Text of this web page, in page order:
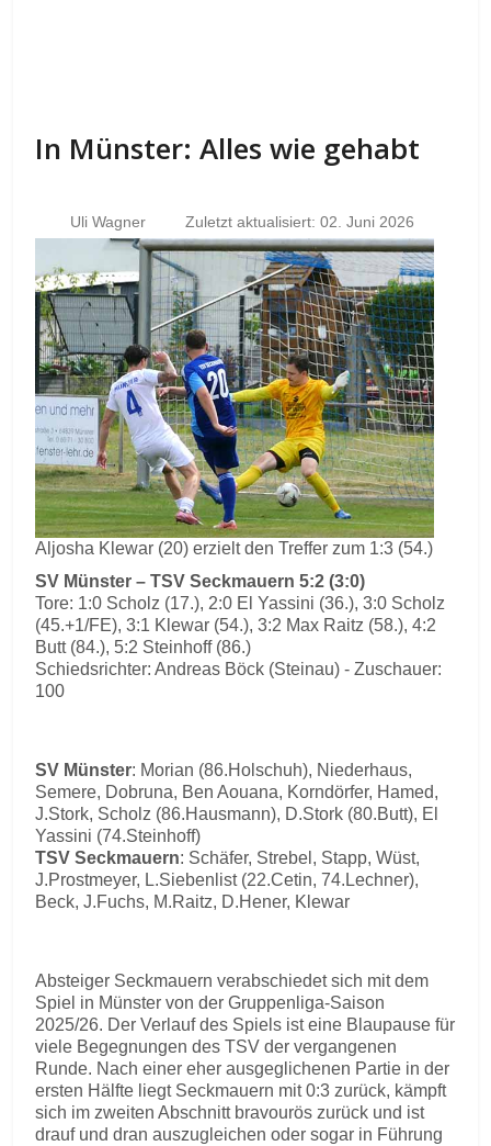
In Münster: Alles wie gehabt
Uli Wagner Zuletzt aktualisiert: 02. Juni 2026
Aljosha Klewar (20) erzielt den Treffer zum 1:3 (54.)
SV Münster – TSV Seckmauern 5:2 (3:0)
Tore: 1:0 Scholz (17.), 2:0 El Yassini (36.), 3:0 Scholz
(45.+1/FE), 3:1 Klewar (54.), 3:2 Max Raitz (58.), 4:2
Butt (84.), 5:2 Steinhoff (86.)
Schiedsrichter: Andreas Böck (Steinau) - Zuschauer:
100
SV Münster: Morian (86.Holschuh), Niederhaus,
Semere, Dobruna, Ben Aouana, Korndörfer, Hamed,
J.Stork, Scholz (86.Hausmann), D.Stork (80.Butt), El
Yassini (74.Steinhoff)
TSV Seckmauern: Schäfer, Strebel, Stapp, Wüst,
J.Prostmeyer, L.Siebenlist (22.Cetin, 74.Lechner),
Beck, J.Fuchs, M.Raitz, D.Hener, Klewar
Absteiger Seckmauern verabschiedet sich mit dem
Spiel in Münster von der Gruppenliga-Saison
2025/26. Der Verlauf des Spiels ist eine Blaupause für
viele Begegnungen des TSV der vergangenen
Runde. Nach einer eher ausgeglichenen Partie in der
ersten Hälfte liegt Seckmauern mit 0:3 zurück, kämpft
sich im zweiten Abschnitt bravourös zurück und ist
drauf und dran auszugleichen oder sogar in Führung